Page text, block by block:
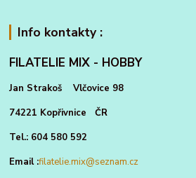
Info kontakty :
FILATELIE MIX - HOBBY
Jan Strakoš Vlčovice 98
74221 Kopřivnice ČR
Tel.: 604 580 592
Email :filatelie.mix@seznam.cz